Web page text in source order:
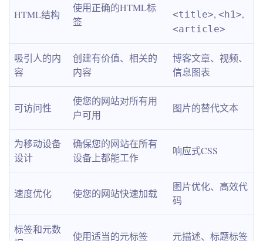
HTML结构
使用正确的HTML标
签
<title>, <h1>
<article>
吸引人的内
容
创建有价值、相关的
内容
博客文章、视频、
信息图表
可访问性
使您的网站对所有用
户可用
图片的替代文本
为移动设备
设计
确保您的网站在所有
设备上都能工作
响应式CSS
速度优化 使您的网站快速加载
图片优化、高效代
码
标签和元数
使用适当的元标签 元描述、标题标签